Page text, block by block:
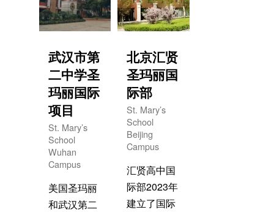
持，浙江省
特级教师领
行中方教
师，外籍教
师和中方助
教三位一体
联合执教，
实行小班化
双语教学。
武汉市第
二中学圣
玛丽国际
项目
St. Mary’s
School
Wuhan
Campus
美国圣玛丽
和武汉第二
北京汇贤
圣玛丽国
际部
St. Mary’s
School
Beijing
Campus
汇贤高中国
际部2023年
建立了国际